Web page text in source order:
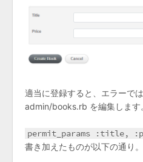
適当に登録すると、エラーでは
admin/books.rb を編集します
permit_params :title,
書き加えたものが以下の通り。